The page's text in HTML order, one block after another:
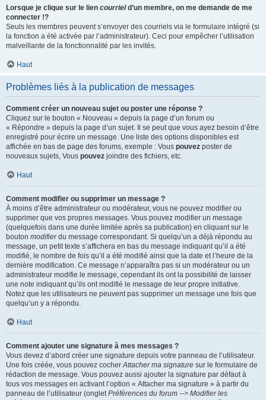
Lorsque je clique sur le lien courrield’un membre, on me demande de me
connecter !?
Seuls les membres peuvent s’envoyer des courriels via le formulaire intégré (si
la fonction a été activée par l’administrateur). Ceci pour empêcher l’utilisation
malveillante de la fonctionnalité par les invités.
Haut
Problèmes liés à la publication de messages
Comment créer un nouveau sujet ou poster une réponse ?
Cliquez sur le bouton « Nouveau » depuis la page d’un forum ou
« Répondre » depuis la page d’un sujet. Il se peut que vous ayez besoin d’être
enregistré pour écrire un message. Une liste des options disponibles est
affichée en bas de page des forums, exemple : Vous pouvez poster de
nouveaux sujets, Vous pouvez joindre des fichiers, etc.
Haut
Comment modifier ou supprimer un message ?
À moins d’être administrateur ou modérateur, vous ne pouvez modifier ou
supprimer que vos propres messages. Vous pouvez modifier un message
(quelquefois dans une durée limitée après sa publication) en cliquant sur le
bouton modifierdu message correspondant. Si quelqu’un a déjà répondu au
message, un petit texte s’affichera en bas du message indiquant qu’il a été
modifié, le nombre de fois qu’il a été modifié ainsi que la date et l’heure de la
dernière modification. Ce message n’apparaîtra pas si un modérateur ou un
administrateur modifie le message, cependant ils ont la possibilité de laisser
une note indiquant qu’ils ont modifié le message de leur propre initiative.
Notez que les utilisateurs ne peuvent pas supprimer un message une fois que
quelqu’un y a répondu.
Haut
Comment ajouter une signature à mes messages ?
Vous devez d’abord créer une signature depuis votre panneau de l’utilisateur.
Une fois créée, vous pouvez cocherAttacher ma signature sur le formulaire de
rédaction de message. Vous pouvez aussi ajouter la signature par défaut à
tous vos messages en activant l’option « Attacher ma signature » à partir du
panneau de l’utilisateur (ongletPréférences du forum --> Modifier les